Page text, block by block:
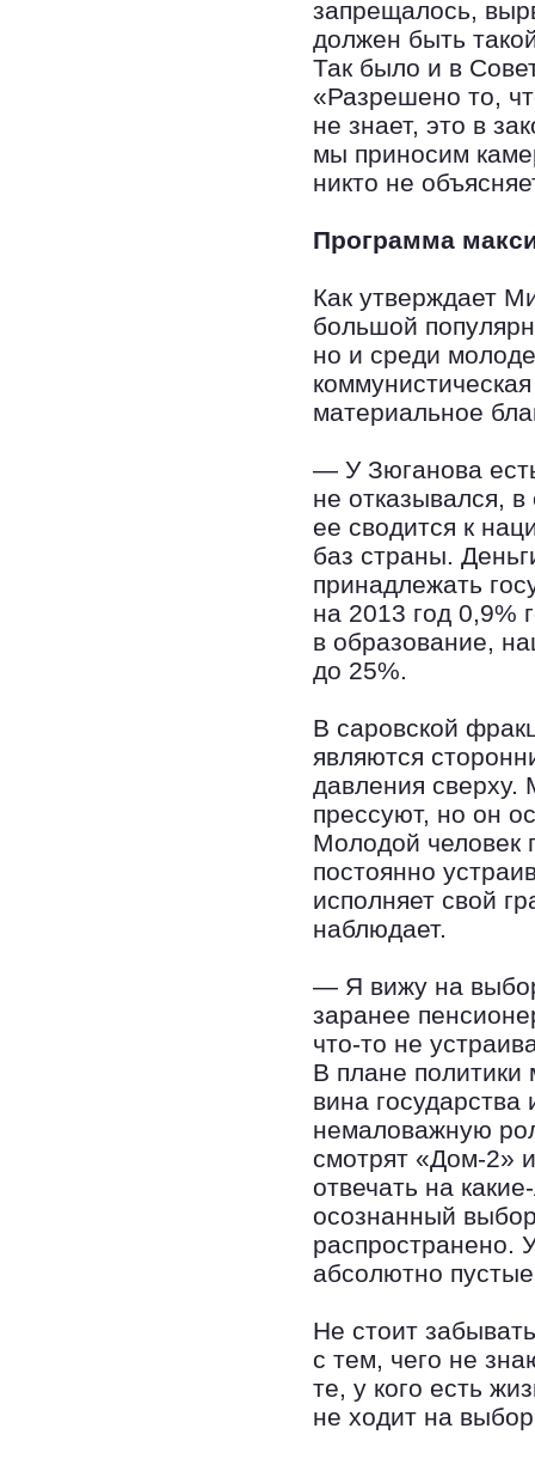
запрещалось,
должен быть
Так было и в
«Разрешено то,
не знает, это в
мы приносим
никто не
Программа
Как утверждает
большой
но и среди
материальное
— У Зюганова
не отказывался, в
ее сводится к
баз страны.
принадлежать
на 2013 год 0,9%
в образование,
до 25%.
В саровской
являются
давления сверху.
прессуют, но он
Молодой человек
постоянно
исполняет свой
наблюдает.
— Я вижу на
заранее
что-то не
В плане
вина
немаловажную
смотрят «Дом-2»
отвечать на
осознанный
распространено.
абсолютно
Не стоит
с тем, чего не
те, у кого есть
не ходит на